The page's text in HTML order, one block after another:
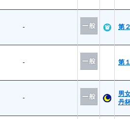
- 第
- 第
-
男
丹